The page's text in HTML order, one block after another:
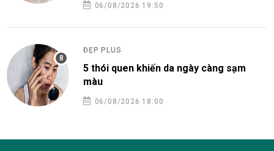
06/08/2026 19:50
ĐẸP PLUS
5 thói quen khiến da ngày càng sạm
màu
06/08/2026 18:00